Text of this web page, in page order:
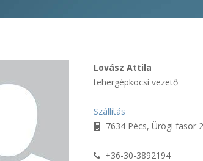
Lovász Attila
tehergépkocsi vezető
Szállítás
7634 Pécs, Ürögi fasor
+36-30-3892194